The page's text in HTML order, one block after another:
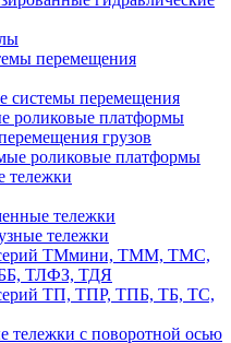
перемещения
системы перемещения
роликовые платформы
грузов
роликовые платформы
тележки
тележки
тележки
ТМмини, ТММ, ТМС,
ТЛФЗ, ТДЯ
ТП, ТПР, ТПБ, ТБ, ТС,
тележки с поворотной осью